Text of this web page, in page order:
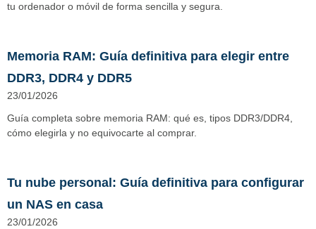
tu ordenador o móvil de forma sencilla y segura.
Memoria RAM: Guía definitiva para elegir entre
DDR3, DDR4 y DDR5
23/01/2026
Guía completa sobre memoria RAM: qué es, tipos DDR3/DDR4,
cómo elegirla y no equivocarte al comprar.
Tu nube personal: Guía definitiva para configurar
un NAS en casa
23/01/2026